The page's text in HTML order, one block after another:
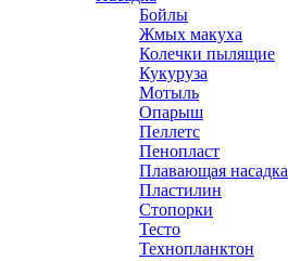
Бойлы
Жмых макуха
Колечки пылящие
Кукуруза
Мотыль
Опарыш
Пеллетс
Пенопласт
Плавающая насадка
Пластилин
Стопорки
Тесто
Технопланктон